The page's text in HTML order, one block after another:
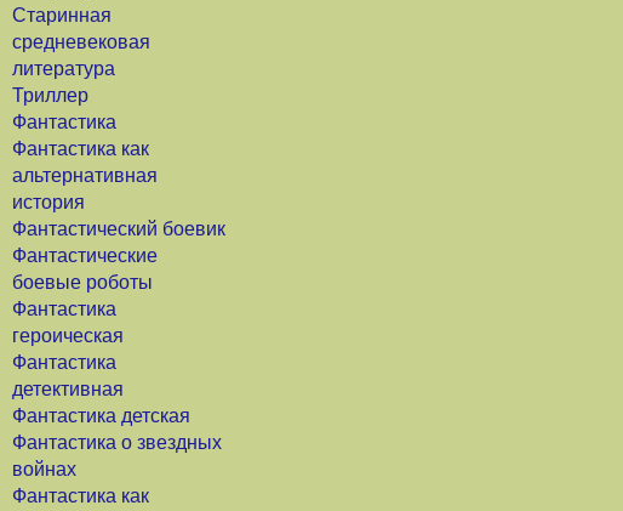
Старинная
средневековая
литература
Триллер
Фантастика
Фантастика как
альтернативная
история
Фантастический боевик
Фантастические
боевые роботы
Фантастика
героическая
Фантастика
детективная
Фантастика детская
Фантастика о звездных
войнах
Фантастика как